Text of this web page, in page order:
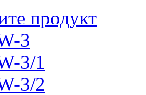
продукт
3
3/1
3/2